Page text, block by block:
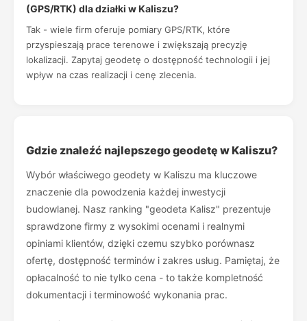
(GPS/RTK) dla działki w Kaliszu?
Tak - wiele firm oferuje pomiary GPS/RTK, które
przyspieszają prace terenowe i zwiększają precyzję
lokalizacji. Zapytaj geodetę o dostępność technologii i jej
wpływ na czas realizacji i cenę zlecenia.
Gdzie znaleźć najlepszego geodetę w Kaliszu?
Wybór właściwego geodety w Kaliszu ma kluczowe
znaczenie dla powodzenia każdej inwestycji
budowlanej. Nasz ranking "geodeta Kalisz" prezentuje
sprawdzone firmy z wysokimi ocenami i realnymi
opiniami klientów, dzięki czemu szybko porównasz
ofertę, dostępność terminów i zakres usług. Pamiętaj, że
opłacalność to nie tylko cena - to także kompletność
dokumentacji i terminowość wykonania prac.